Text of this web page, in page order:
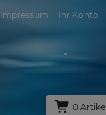
Impressum Ihr Konto
0 Artikel